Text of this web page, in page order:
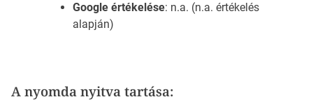
Google értékelése: n.a. (n.a. értékelés
alapján)
A nyomda nyitva tartása: